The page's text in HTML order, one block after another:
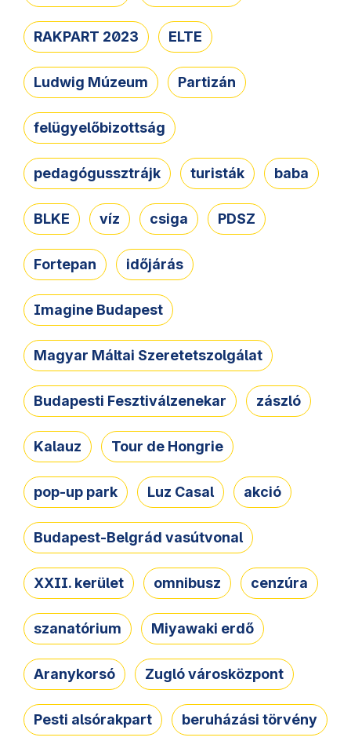
RAKPART 2023 ELTE
Ludwig Múzeum Partizán
felügyelőbizottság
pedagógussztrájk turisták baba
BLKE víz csiga PDSZ
Fortepan időjárás
Imagine Budapest
Magyar Máltai Szeretetszolgálat
Budapesti Fesztiválzenekar zászló
Kalauz Tour de Hongrie
pop-up park Luz Casal akció
Budapest-Belgrád vasútvonal
XXII. kerület omnibusz cenzúra
szanatórium Miyawaki erdő
Aranykorsó Zugló városközpont
Pesti alsórakpart beruházási törvény